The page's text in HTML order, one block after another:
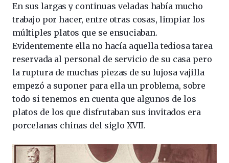
En sus largas y continuas veladas había mucho
trabajo por hacer, entre otras cosas, limpiar los
múltiples platos que se ensuciaban.
Evidentemente ella no hacía aquella tediosa tarea
reservada al personal de servicio de su casa pero
la ruptura de muchas piezas de su lujosa vajilla
empezó a suponer para ella un problema, sobre
todo si tenemos en cuenta que algunos de los
platos de los que disfrutaban sus invitados era
porcelanas chinas del siglo XVII.